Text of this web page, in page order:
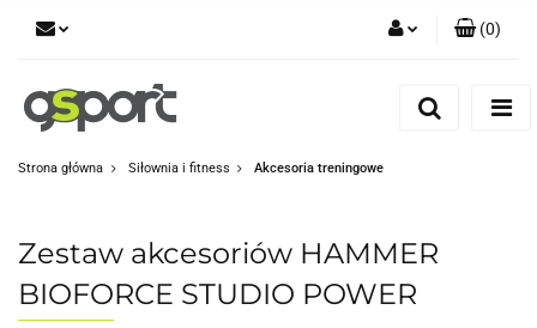
Dodaj zgłoszenie
(0)
Strona główna Siłownia i fitness Akcesoria treningowe
Zestaw akcesoriów HAMMER
BIOFORCE STUDIO POWER